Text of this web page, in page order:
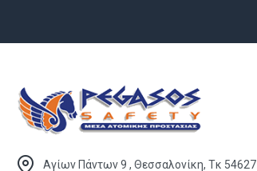
Αγίων Πάντων 9 , Θεσσαλονίκη, Τκ 54627